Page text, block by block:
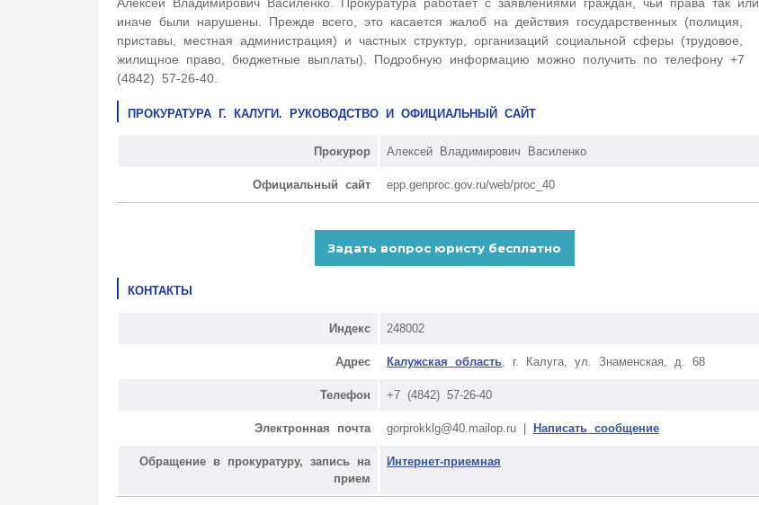
иначе были нарушены. Прежде всего, это касается жалоб на действия государственных (полиция,
приставы, местная администрация) и частных структур, организаций социальной сферы (трудовое,
жилищное право, бюджетные выплаты). Подробную информацию можно получить по телефону +7
(4842) 57-26-40.
ПРОКУРАТУРА Г. КАЛУГИ. РУКОВОДСТВО И ОФИЦИАЛЬНЫЙ САЙТ
Прокурор Алексей Владимирович Василенко
Официальный сайт epp.genproc.gov.ru/web/proc_40
КОНТАКТЫ
Индекс 248002
Адрес Калужская область , г. Калуга, ул. Знаменская, д. 68
Телефон +7 (4842) 57-26-40
Электронная почта gorprokklg@40.mailop.ru | Написать сообщение
Обращение в прокуратуру, запись на
прием
Интернет-приемная